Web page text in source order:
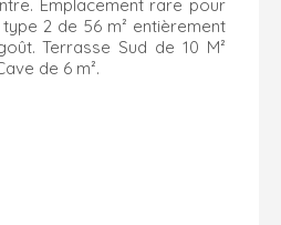
Emplacement rare pour
2 de 56 m² entièrement
Terrasse Sud de 10 M²
de 6 m².